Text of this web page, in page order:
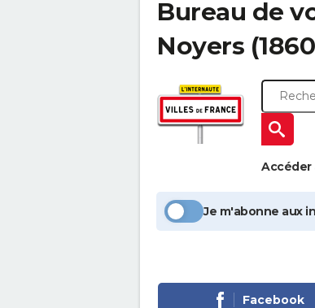
Bureau de
Noyers
Accéder
Je m'abonne aux
Facebook